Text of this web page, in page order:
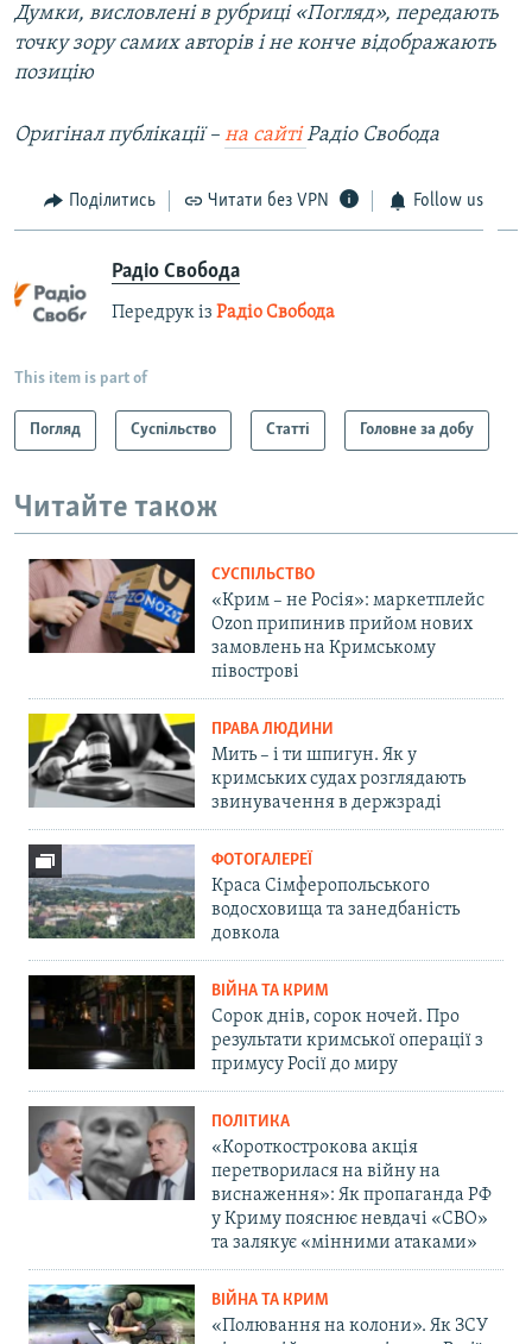
Думки, висловлені в рубриці «Погляд», передають
точку зору самих авторів і не конче відображають
позицію
Оригінал публікації – на сайтіРадіо Свобода
Поділитись Читати без VPN Follow us
Радіо Свобода
Передрук із Радіо Свобода
This item is part of
Погляд Суспільство Статті Головне за добу
Читайте також
СУСПІЛЬСТВО
«Крим – не Росія»: маркетплейс
Ozon припинив прийом нових
замовлень на Кримському
півострові
ПРАВА ЛЮДИНИ
Мить – і ти шпигун. Як у
кримських судах розглядають
звинувачення в держзраді
ФОТОГАЛЕРЕЇ
Краса Сімферопольського
водосховища та занедбаність
довкола
ВІЙНА ТА КРИМ
Сорок днів, сорок ночей. Про
результати кримської операції з
примусу Росії до миру
ПОЛІТИКА
«Короткострокова акція
перетворилася на війну на
виснаження»: Як пропаганда РФ
у Криму пояснює невдачі «СВО»
та залякує «мінними атаками»
ВІЙНА ТА КРИМ
«Полювання на колони». Як ЗСУ